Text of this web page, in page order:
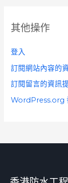
其他操作
登入
訂閱網站內容的
訂閱留言的資訊
WordPress.org